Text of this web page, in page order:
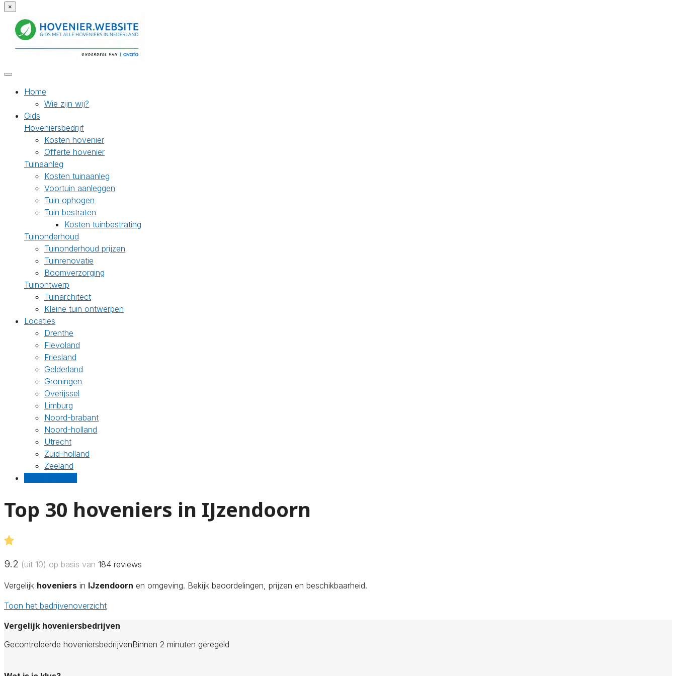
×
Home
Wie zijn wij?
Gids
Hoveniersbedrijf
Kosten hovenier
Offerte hovenier
Tuinaanleg
Kosten tuinaanleg
Voortuin aanleggen
Tuin ophogen
Tuin bestraten
Kosten tuinbestrating
Tuinonderhoud
Tuinonderhoud prijzen
Tuinrenovatie
Boomverzorging
Tuinontwerp
Tuinarchitect
Kleine tuin ontwerpen
Locaties
Drenthe
Flevoland
Friesland
Gelderland
Groningen
Overijssel
Limburg
Noord-brabant
Noord-holland
Utrecht
Zuid-holland
Zeeland
Top 30 hoveniers in IJzendoorn
9.2 (uit 10) op basis van 184 reviews
Vergelijk hoveniers in IJzendoorn en omgeving. Bekijk beoordelingen, prijzen en beschikbaarheid.
Toon het bedrijvenoverzicht
Vergelijk hoveniersbedrijven
Gecontroleerde hoveniersbedrijvenBinnen 2 minuten geregeld